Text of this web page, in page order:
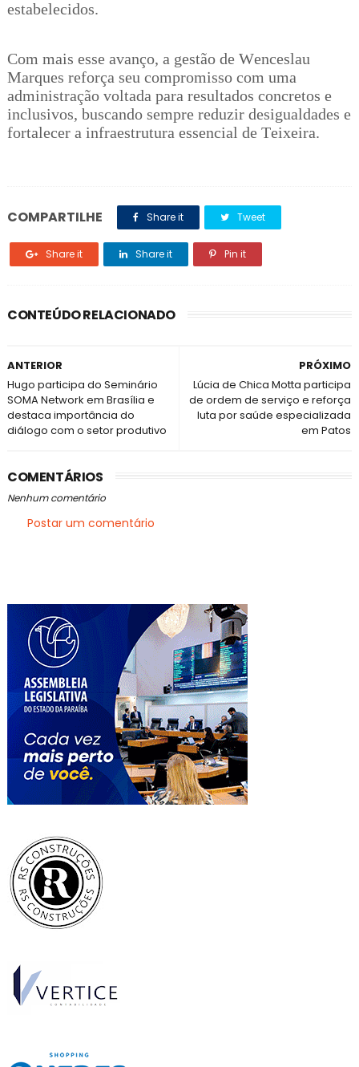
estabelecidos.
Com mais esse avanço, a gestão de Wenceslau
Marques reforça seu compromisso com uma
administração voltada para resultados concretos e
inclusivos, buscando sempre reduzir desigualdades e
fortalecer a infraestrutura essencial de Teixeira.
COMPARTILHE Share it Tweet
Share it Share it Pin it
CONTEÚDO RELACIONADO
PRÓXIMO
Lúcia de Chica Motta participa
de ordem de serviço e reforça
luta por saúde especializada
em Patos
ANTERIOR
Hugo participa do Seminário
SOMA Network em Brasília e
destaca importância do
diálogo com o setor produtivo
COMENTÁRIOS
Nenhum comentário
Postar um comentário